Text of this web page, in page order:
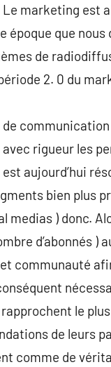
marketing est
époque que
de
2. 0 du
rigueur les
aujourd’hui
bien plus
medias ) donc.
d’abonnés
communauté
le
de leurs
comme de